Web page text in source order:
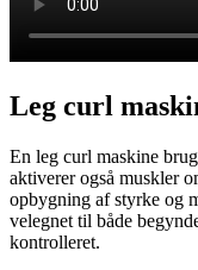
Leg curl
En leg curl maskine
aktiverer også muskler
opbygning af styrke og
velegnet til både
kontrolleret.